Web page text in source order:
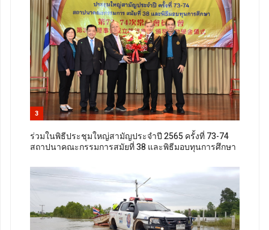
3
ร่วมในพิธีประชุมใหญ่สามัญประจำปี 2565 ครั้งที่ 73-74
สถาปนาคณะกรรมการสมัยที่ 38 และพิธีมอบทุนการศึกษา